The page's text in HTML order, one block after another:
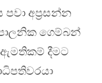
අප්‍රසන්න
ගෙම්බන්
දීමට